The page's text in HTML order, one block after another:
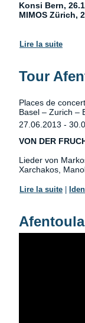
Konsi Bern,
MIMOS Zürich,
Lire la suite
Tour
Places de
Basel – Zurich –
27.06.2013 -
VON DER
Lieder von
Xarchakos,
Lire la suite de